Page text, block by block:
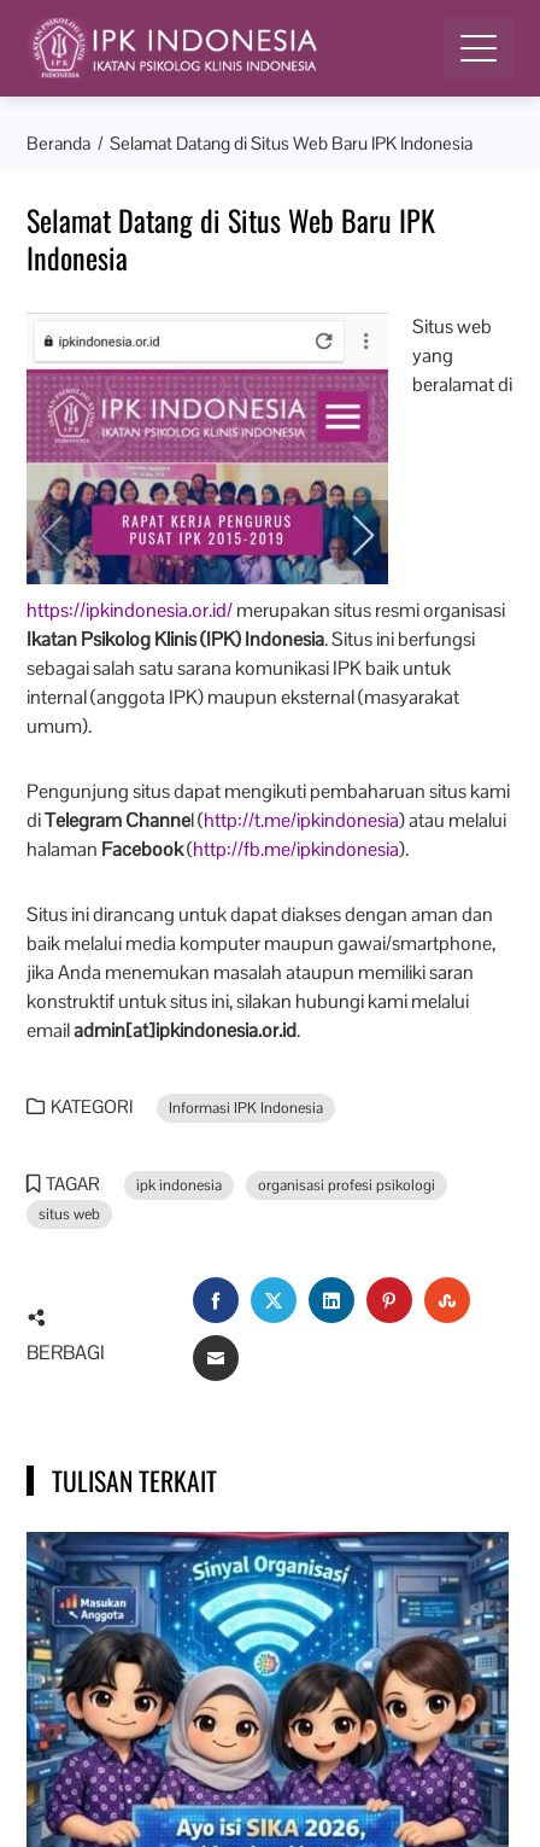
Beranda Selamat Datang di Situs Web Baru IPK Indonesia
Selamat Datang di Situs Web Baru IPK
Indonesia
Situs web
yang
beralamat di
https://ipkindonesia.or.id/merupakan situs resmi organisasi
Ikatan Psikolog Klinis (IPK) Indonesia. Situs ini berfungsi
sebagai salah satu sarana komunikasi IPK baik untuk
internal (anggota IPK) maupun eksternal (masyarakat
umum).
Pengunjung situs dapat mengikuti pembaharuan situs kami
diTelegram Channel (http://t.me/ipkindonesia) atau melalui
halaman Facebook(http://fb.me/ipkindonesia).
Situs ini dirancang untuk dapat diakses dengan aman dan
baik melalui media komputer maupun gawai/smartphone,
jika Anda menemukan masalah ataupun memiliki saran
konstruktif untuk situs ini, silakan hubungi kami melalui
emailadmin[at]ipkindonesia.or.id.
KATEGORI Informasi IPK Indonesia
TAGAR ipk indonesia
organisasi profesi psikologi
situs web
BERBAGI
FACEBOOKTWITTERLINKEDINPINTEREST
EMAIL
TULISAN TERKAIT